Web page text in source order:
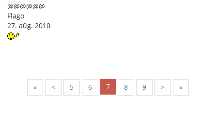
@@@@@@
Flago
27. aŭg. 2010
« < 5 6 7 8 9 > »